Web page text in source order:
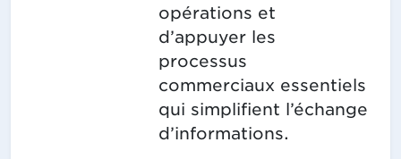
opérations et
d’appuyer les
processus
commerciaux essentiels
qui simplifient l’échange
d’informations.